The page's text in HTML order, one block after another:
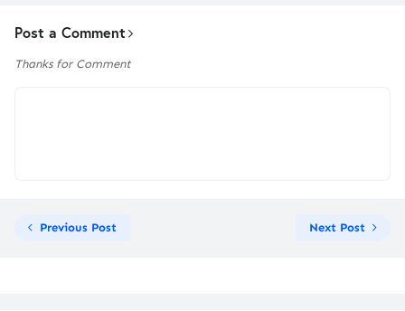
Post a Comment
Thanks for Comment
Previous Post Next Post